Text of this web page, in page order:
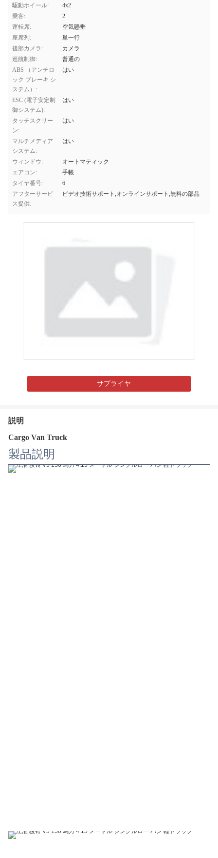
駆動ホイール:
4x2
乗客:
2
運転席:
空気懸垂
座席列:
単一行
後部カメラ:
カメラ
巡航制御:
普通の
ABS （アンチロ
ック ブレーキ シ
ステム）:
はい
ESC (電子安定制
御システム):
はい
タッチスクリー
ン:
はい
マルチメディア
システム:
はい
ウィンドウ:
オートマティック
エアコン:
手帳
タイヤ番号:
6
アフターサービ
ス提供:
ビデオ技術サポート,オンラインサポート,無料の部品
サプライヤ
説明
Cargo Van Truck
製品説明